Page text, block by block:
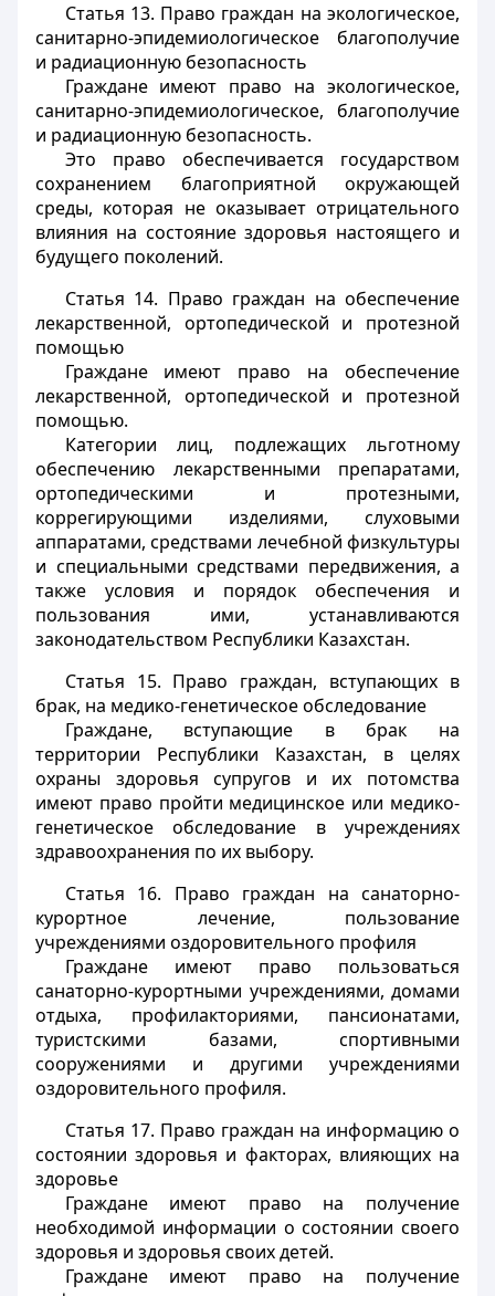
Статья 13. Право граждан на экологическое,
санитарно-эпидемиологическое благополучие
и радиационную безопасность
Граждане имеют право на экологическое,
санитарно-эпидемиологическое, благополучие
и радиационную безопасность.
Это право обеспечивается государством
сохранением благоприятной окружающей
среды, которая не оказывает отрицательного
влияния на состояние здоровья настоящего и
будущего поколений.
Статья 14. Право граждан на обеспечение
лекарственной, ортопедической и протезной
помощью
Граждане имеют право на обеспечение
лекарственной, ортопедической и протезной
помощью.
Категории лиц, подлежащих льготному
обеспечению лекарственными препаратами,
ортопедическими и протезными,
коррегирующими изделиями, слуховыми
аппаратами, средствами лечебной физкультуры
и специальными средствами передвижения, а
также условия и порядок обеспечения и
пользования ими, устанавливаются
законодательством Республики Казахстан.
Статья 15. Право граждан, вступающих в
брак, на медико-генетическое обследование
Граждане, вступающие в брак на
территории Республики Казахстан, в целях
охраны здоровья супругов и их потомства
имеют право пройти медицинское или медико-
генетическое обследование в учреждениях
здравоохранения по их выбору.
Статья 16. Право граждан на санаторно-
курортное лечение, пользование
учреждениями оздоровительного профиля
Граждане имеют право пользоваться
санаторно-курортными учреждениями, домами
отдыха, профилакториями, пансионатами,
туристскими базами, спортивными
сооружениями и другими учреждениями
оздоровительного профиля.
Статья 17. Право граждан на информацию о
состоянии здоровья и факторах, влияющих на
здоровье
Граждане имеют право на получение
необходимой информации о состоянии своего
здоровья и здоровья своих детей.
Граждане имеют право на получение